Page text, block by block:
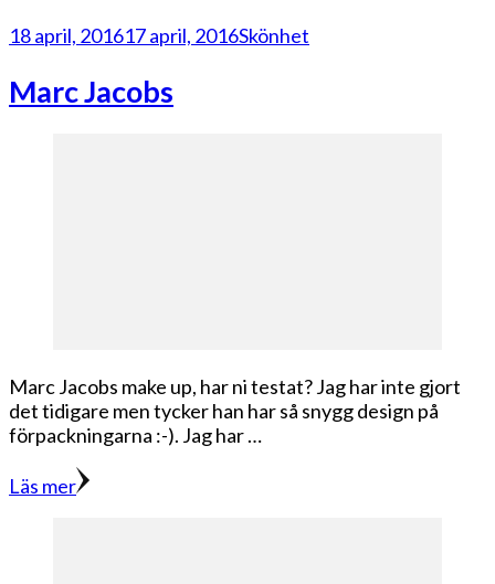
18 april, 201617 april, 2016Skönhet
Marc Jacobs
Marc Jacobs make up, har ni testat? Jag har inte gjort
det tidigare men tycker han har så snygg design på
förpackningarna :-). Jag har …
Läs mer